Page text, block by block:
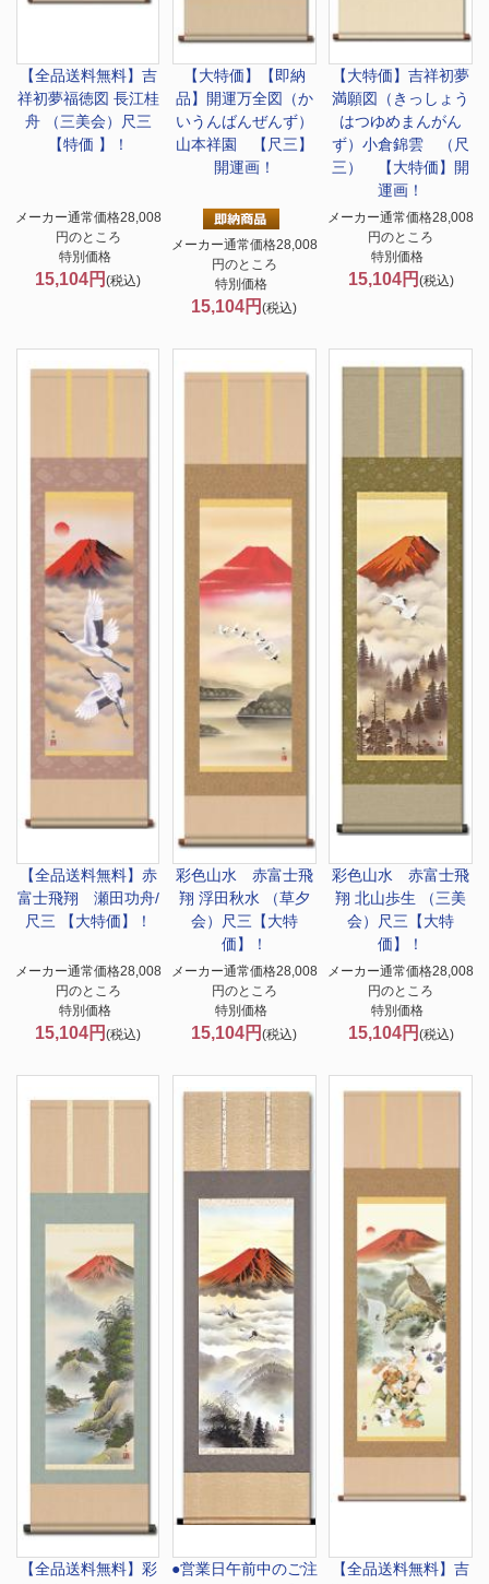
【全品送料無料】 吉
祥初夢福徳図 長江桂
舟 （三美会）尺三
【特価 】！
メーカー通常価格28,008
円のところ
特別価格
15,104円(税込)
【大特価】
【即納
品】開運万全図（か
いうんばんぜんず）
山本祥園 【尺三】
開運画！
メーカー通常価格28,008
円のところ
特別価格
15,104円(税込)
【大特価】吉祥初夢
満願図（きっしょう
はつゆめまんがん
ず）小倉錦雲 （尺
三） 【大特価】開
運画！
メーカー通常価格28,008
円のところ
特別価格
15,104円 (税込)
【全品送料無料】 赤
富士飛翔 瀬田功舟/
尺三 【大特価】！
メーカー通常価格28,008
円のところ
特別価格
15,104円(税込)
彩色山水 赤富士飛
翔 浮田秋水 （草夕
会）尺三【大特
価】！
メーカー通常価格28,008
円のところ
特別価格
15,104円(税込)
彩色山水 赤富士飛
翔 北山歩生 （三美
会）尺三【大特
価】！
メーカー通常価格28,008
円のところ
特別価格
15,104円 (税込)
【全品送料無料】 彩
●営業日午前中のご注
【全品送料無料】吉